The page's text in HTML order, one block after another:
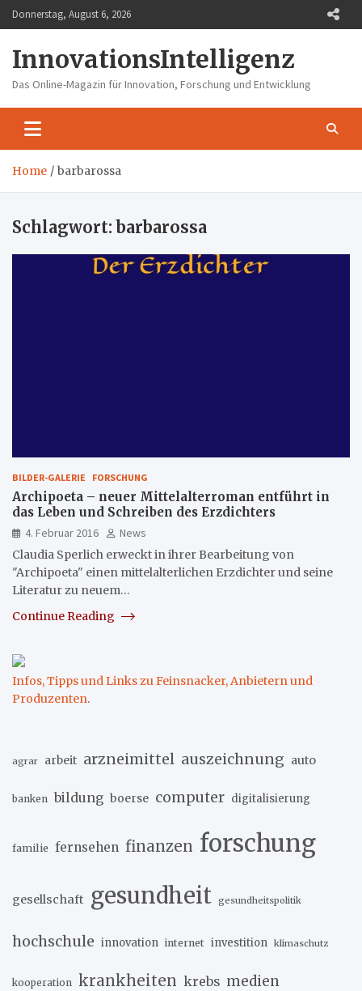
Skip
to
Donnerstag, August 6, 2026
InnovationsIntelligenz
Das Online-Magazin für Innovation, Forschung und Entwicklung
Home barbarossa
Schlagwort:barbarossa
BILDER-GALERIE FORSCHUNG
Archipoeta – neuer Mittelalterroman entführt in
das Leben und Schreiben des Erzdichters
4. Februar 2016
News
Claudia Sperlich erweckt in ihrer Bearbeitung von
"Archipoeta" einen mittelalterlichen Erzdichter und seine
Literatur zu neuem…
Continue Reading
Infos, Tipps und Links zu Feinsnacker, Anbietern und
Produzenten.
agrar arbeit arzneimittel auszeichnung auto
banken bildung boerse computer digitalisierung
familie fernsehen finanzen forschung
gesellschaft gesundheit gesundheitspolitik
hochschule innovation internet investition klimaschutz
kooperation krankheiten krebs medien